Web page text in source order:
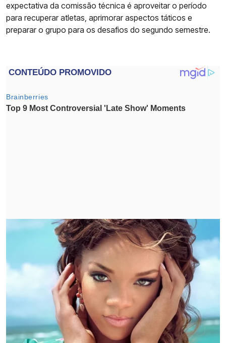
expectativa da comissão técnica é aproveitar o período
para recuperar atletas, aprimorar aspectos táticos e
preparar o grupo para os desafios do segundo semestre.